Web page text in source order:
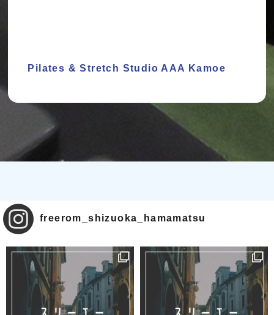
Pilates & Stretch Studio AAA Kamoe
freerom_shizuoka_hamamatsu